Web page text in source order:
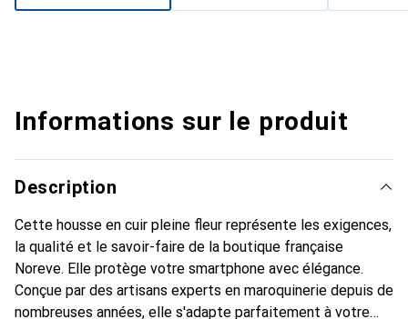
Informations sur le produit
Description
Cette housse en cuir pleine fleur représente les exigences,
la qualité et le savoir-faire de la boutique française
Noreve. Elle protège votre smartphone avec élégance.
Conçue par des artisans experts en maroquinerie depuis de
nombreuses années, elle s'adapte parfaitement à votre